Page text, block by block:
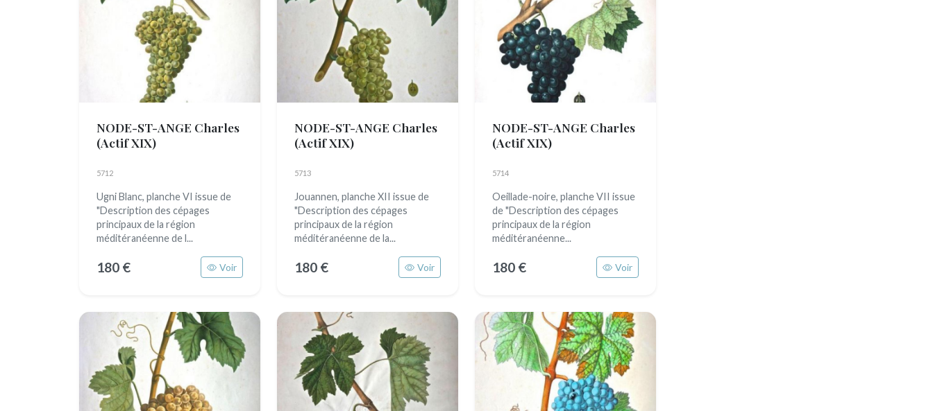
NODE-ST-ANGE Charles
(Actif XIX)
5712
Ugni Blanc, planche VI issue de
"Description des cépages
principaux de la région
méditéranéenne de l...
180 € Voir
NODE-ST-ANGE Charles
(Actif XIX)
5713
Jouannen, planche XII issue de
"Description des cépages
principaux de la région
méditéranéenne de la...
180 € Voir
NODE-ST-ANGE Charles
(Actif XIX)
5714
Oeillade-noire, planche VII issue
de "Description des cépages
principaux de la région
méditéranéenne...
180 € Voir